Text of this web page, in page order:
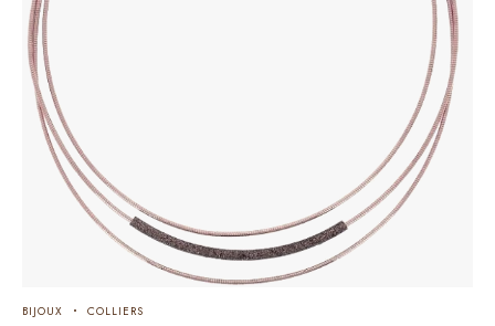
BIJOUX COLLIERS